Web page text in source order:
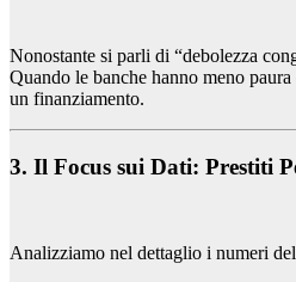
Nonostante si parli di “debolezza
Quando le banche hanno meno
un finanziamento.
3. Il Focus sui Dati: Prestiti
Analizziamo nel dettaglio i numeri